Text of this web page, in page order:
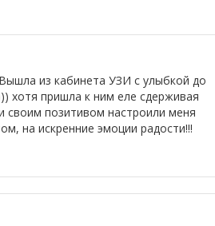
из кабинета УЗИ с улыбкой до
хотя пришла к ним еле сдерживая
своим позитивом настроили меня
на искренние эмоции радости!!!